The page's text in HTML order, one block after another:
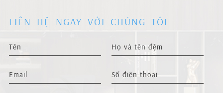
LIÊN HỆ NGAY VỚI CHÚNG TÔI